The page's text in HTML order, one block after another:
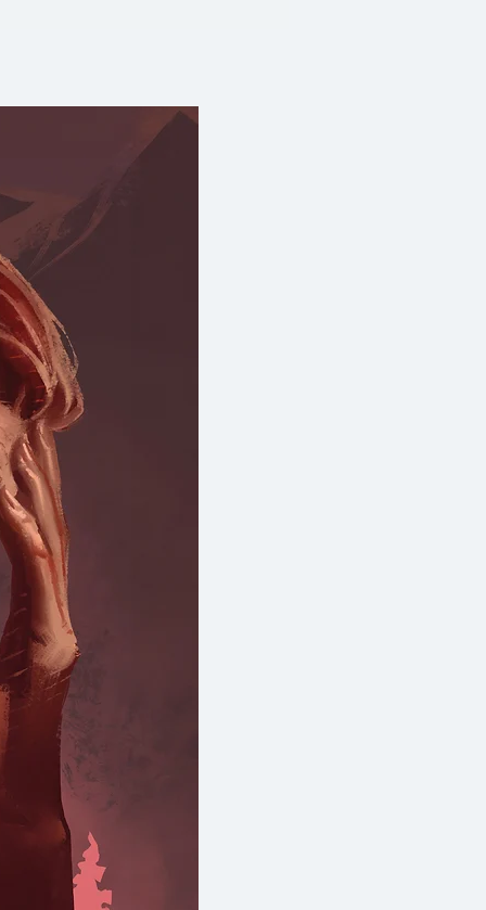
สิ่งของในบ้าน และการเชื่อม
กวันผู้อ่านจะได้รับ “ภารกิจ”
บันดาลใจจากประสบการณ์
ามท้าทายนี้
ารผสมผสานระหว่างข้อมูลเชิง
กรรม การยกตัวอย่างที่ใกล้ตัว
ลก และเข้าถึงง่าย Ashlee ใช้
รมณ์ขัน และเน้นการ
ณทำได้"" โดยไม่ตัดสิน
ด้มองว่า 30 วันคือจุดจบ แต่
ชีวิตแบบ “พอเพียง” อย่างมี
นี่ไม่ใช่แนวคิดสุดโต่ง แต่คือการ
น ลดภาระใจ ภาระเงิน และ